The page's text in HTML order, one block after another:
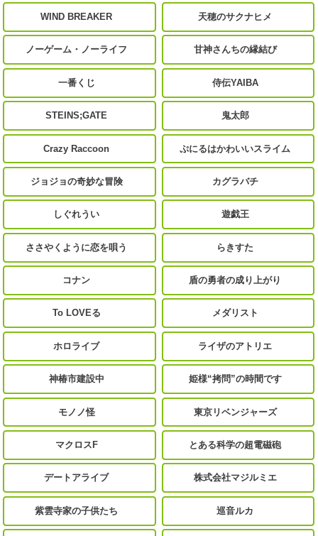
WIND BREAKER 天穂のサクナヒメ
ノーゲーム・ノーライフ 甘神さんちの縁結び
一番くじ 侍伝YAIBA
STEINS;GATE 鬼太郎
Crazy Raccoon ぷにるはかわいいスライム
ジョジョの奇妙な冒険 カグラバチ
しぐれうい 遊戯王
ささやくように恋を唄う らきすた
コナン 盾の勇者の成り上がり
To LOVEる メダリスト
ホロライブ ライザのアトリエ
神椿市建設中 姫様“拷問”の時間です
モノノ怪 東京リベンジャーズ
マクロスF とある科学の超電磁砲
デートアライブ 株式会社マジルミエ
紫雲寺家の子供たち 巡音ルカ